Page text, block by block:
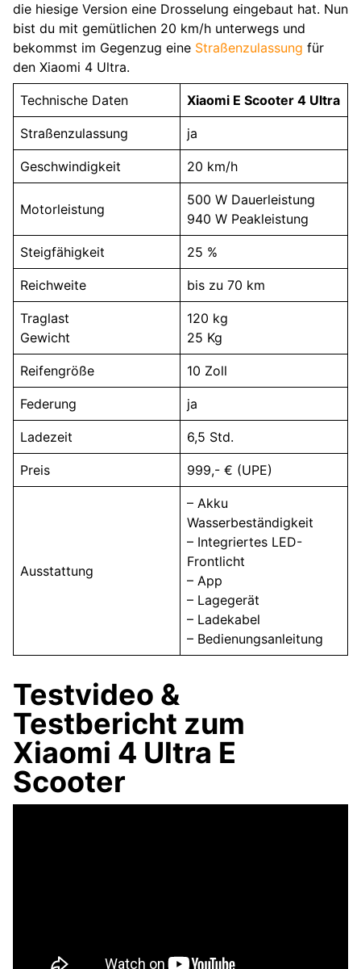
die hiesige Version eine Drosselung eingebaut hat. Nun
bist du mit gemütlichen 20 km/h unterwegs und
bekommst im Gegenzug eine Straßenzulassung für
den Xiaomi 4 Ultra.
Technische Daten Xiaomi E Scooter 4 Ultra
Straßenzulassung ja
Geschwindigkeit 20 km/h
Motorleistung
500 W Dauerleistung
940 W Peakleistung
Steigfähigkeit 25 %
Reichweite bis zu 70 km
Traglast
Gewicht
120 kg
25 Kg
Reifengröße 10 Zoll
Federung ja
Ladezeit 6,5 Std.
Preis 999,- € (UPE)
Ausstattung
– Akku
Wasserbeständigkeit
– Integriertes LED-
Frontlicht
– App
– Lagegerät
– Ladekabel
– Bedienungsanleitung
Testvideo &
Testbericht zum
Xiaomi 4 Ultra E
Scooter